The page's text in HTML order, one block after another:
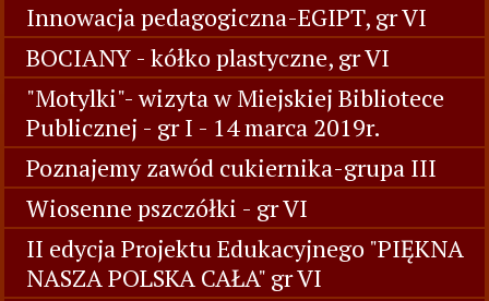
Innowacja pedagogiczna-EGIPT, gr VI
BOCIANY - kółko plastyczne, gr VI
"Motylki"- wizyta w Miejskiej Bibliotece
Publicznej - gr I - 14 marca 2019r.
Poznajemy zawód cukiernika-grupa III
Wiosenne pszczółki - gr VI
II edycja Projektu Edukacyjnego "PIĘKNA
NASZA POLSKA CAŁA" gr VI